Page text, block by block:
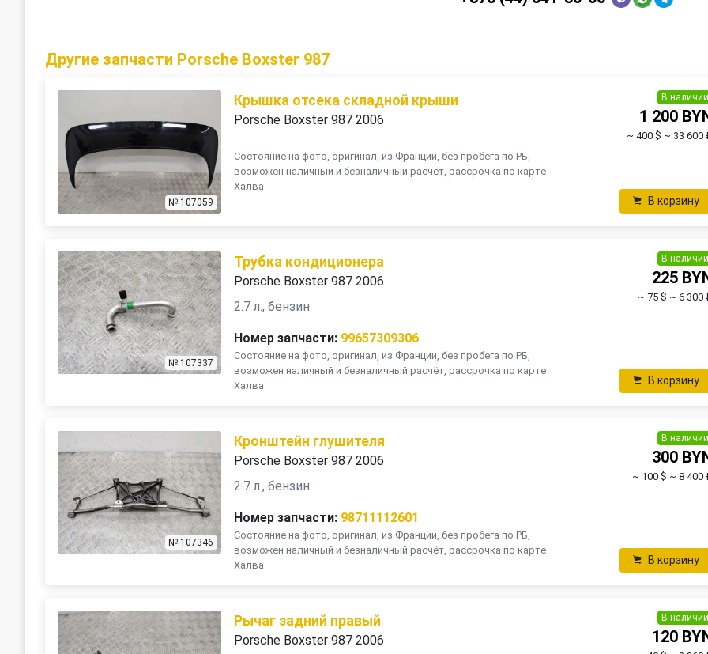
Другие запчасти Porsche Boxster 987
№ 107059
Крышка отсека складной крыши
Porsche Boxster 987 2006
Состояние на фото, оригинал, из Франции, без пробега по РБ,
возможен наличный и безналичный расчёт, рассрочка по карте
Халва
В наличии
1 200
~ 400 $ ~ 33 600
В корзину
№ 107337
Трубка кондиционера
Porsche Boxster 987 2006
2.7 л., бензин
Номер запчасти: 99657309306
Состояние на фото, оригинал, из Франции, без пробега по РБ,
возможен наличный и безналичный расчёт, рассрочка по карте
Халва
В наличии
225
~ 75 $ ~ 6 300
В корзину
№ 107346
Кронштейн глушителя
Porsche Boxster 987 2006
2.7 л., бензин
Номер запчасти: 98711112601
Состояние на фото, оригинал, из Франции, без пробега по РБ,
возможен наличный и безналичный расчёт, рассрочка по карте
Халва
В наличии
300
~ 100 $ ~ 8 400
В корзину
Рычаг задний правый
Porsche Boxster 987 2006
В наличии
120